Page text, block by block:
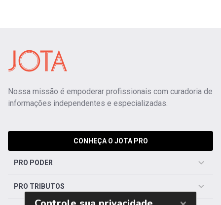
Nossa missão é empoderar profissionais com curadoria de
informações independentes e especializadas.
CONHEÇA O JOTA PRO
PRO PODER
PRO TRIBUTOS